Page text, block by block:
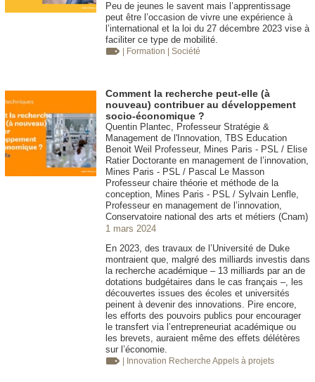
Peu de jeunes le savent mais l’apprentissage
peut être l’occasion de vivre une expérience à
l’international et la loi du 27 décembre 2023 vise à
faciliter ce type de mobilité.
| Formation | Société
Comment la recherche peut-elle (à
nouveau) contribuer au développement
socio-économique ?
Quentin Plantec, Professeur Stratégie &
Management de l'Innovation, TBS Education
Benoit Weil Professeur, Mines Paris - PSL / Elise
Ratier Doctorante en management de l’innovation,
Mines Paris - PSL / Pascal Le Masson
Professeur chaire théorie et méthode de la
conception, Mines Paris - PSL / Sylvain Lenfle,
Professeur en management de l’innovation,
Conservatoire national des arts et métiers (Cnam)
1 mars 2024
En 2023, des travaux de l’Université de Duke
montraient que, malgré des milliards investis dans
la recherche académique – 13 milliards par an de
dotations budgétaires dans le cas français –, les
découvertes issues des écoles et universités
peinent à devenir des innovations. Pire encore,
les efforts des pouvoirs publics pour encourager
le transfert via l’entrepreneuriat académique ou
les brevets, auraient même des effets délétères
sur l’économie.
| Innovation Recherche Appels à projets